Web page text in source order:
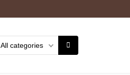
All categories